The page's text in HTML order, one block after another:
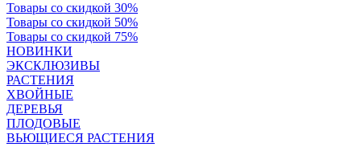
Товары со скидкой 30%
Товары со скидкой 50%
Товары со скидкой 75%
НОВИНКИ
ЭКСКЛЮЗИВЫ
РАСТЕНИЯ
ХВОЙНЫЕ
ДЕРЕВЬЯ
ПЛОДОВЫЕ
ВЬЮЩИЕСЯ РАСТЕНИЯ